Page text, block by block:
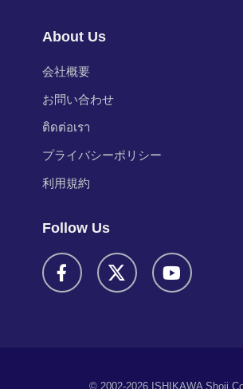
About Us
会社概要
お問い合わせ
ติดต่อเรา
プライバシーポリシー
利用規約
Follow Us
© 2002-2026 ISHIKAWA Shoji